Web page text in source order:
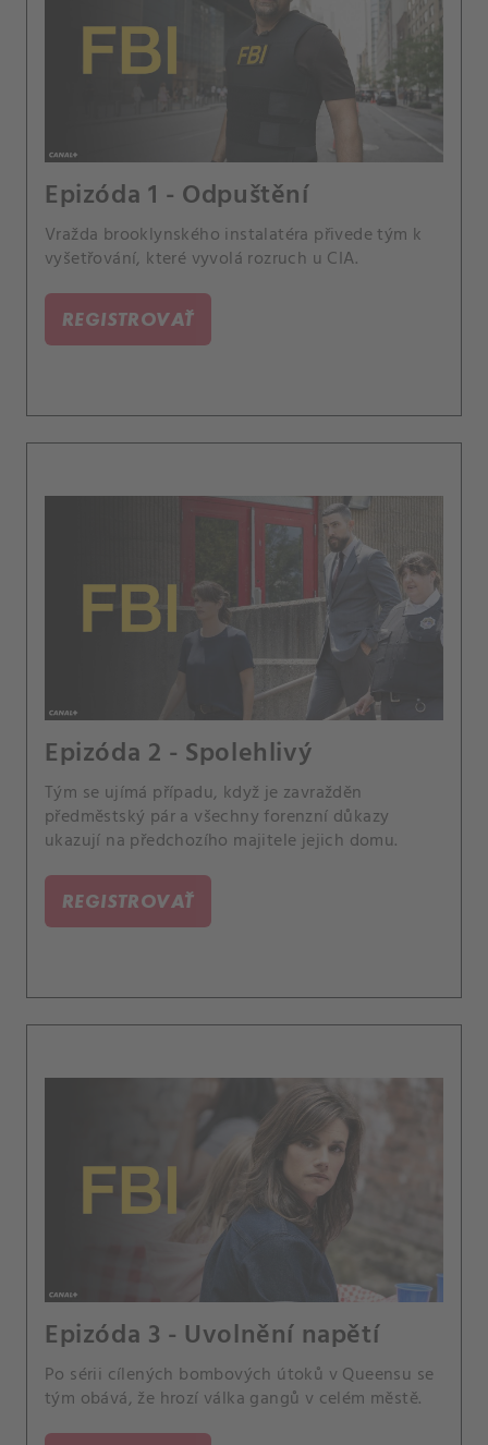
Epizóda 1 - Odpuštění
Vražda brooklynského instalatéra přivede tým k
vyšetřování, které vyvolá rozruch u CIA.
REGISTROVAŤ
Epizóda 2 - Spolehlivý
Tým se ujímá případu, když je zavražděn
předměstský pár a všechny forenzní důkazy
ukazují na předchozího majitele jejich domu.
REGISTROVAŤ
Epizóda 3 - Uvolnění napětí
Po sérii cílených bombových útoků v Queensu se
tým obává, že hrozí válka gangů v celém městě.